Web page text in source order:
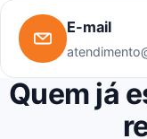
E-mail
Quem já